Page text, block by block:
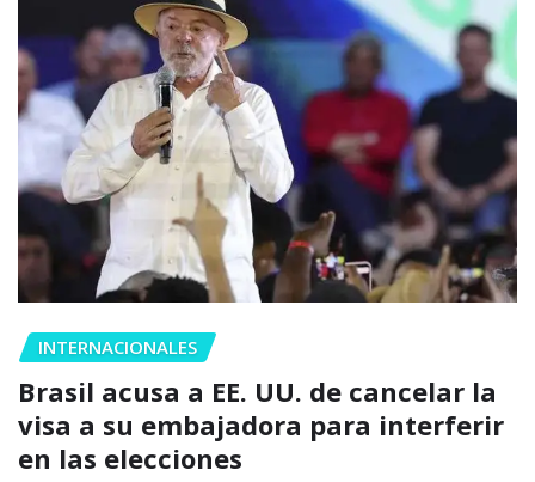
INTERNACIONALES
Brasil acusa a EE. UU. de cancelar la
visa a su embajadora para interferir
en las elecciones